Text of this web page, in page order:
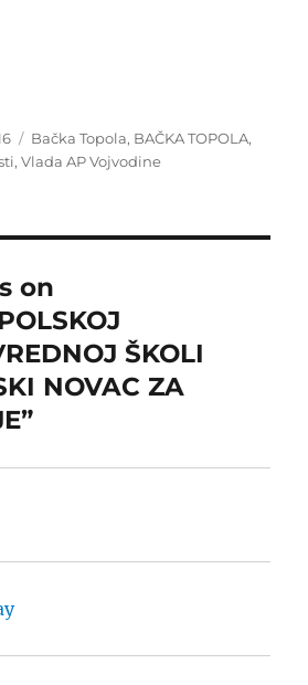
Categories
Bačka Topola, BAČKA TOPOLA,
,Vlada AP Vojvodine
on
ŠKOLI
NOVAC ZA